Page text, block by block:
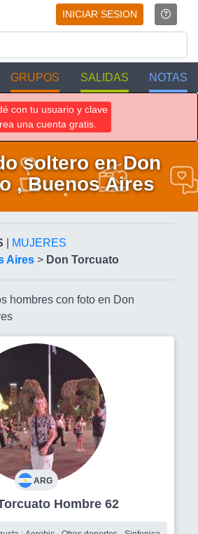
INICIAR SESION
GRUPOS SALIDAS NOTAS
con tu usuario y clave
una cuenta gratis.
soltero en Don
, Buenos Aires
MUJERES
Aires > Don Torcuato
hombres con foto en Don
ARG
Don Torcuato Hombre 62